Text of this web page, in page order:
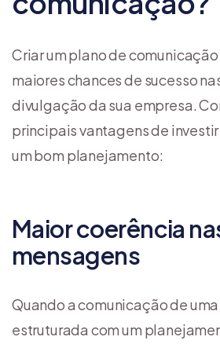
Criar um plano de
maiores chances de sucesso
divulgação da sua empresa.
principais vantagens de
um bom planejamento:
Maior coerência
mensagens
Quando a comunicação de
estruturada com um